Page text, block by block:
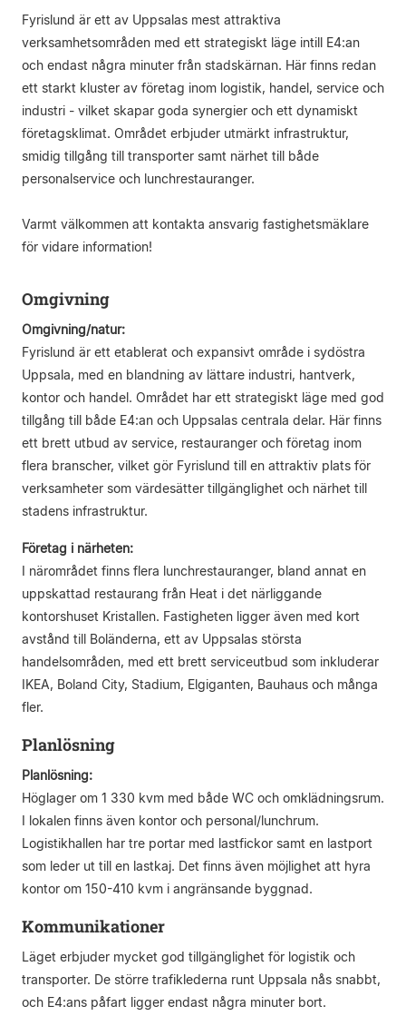
Fyrislund är ett av Uppsalas mest attraktiva
verksamhetsområden med ett strategiskt läge intill E4:an
och endast några minuter från stadskärnan. Här finns redan
ett starkt kluster av företag inom logistik, handel, service och
industri - vilket skapar goda synergier och ett dynamiskt
företagsklimat. Området erbjuder utmärkt infrastruktur,
smidig tillgång till transporter samt närhet till både
personalservice och lunchrestauranger.
Varmt välkommen att kontakta ansvarig fastighetsmäklare
för vidare information!
Omgivning
Omgivning/natur:
Fyrislund är ett etablerat och expansivt område i sydöstra
Uppsala, med en blandning av lättare industri, hantverk,
kontor och handel. Området har ett strategiskt läge med god
tillgång till både E4:an och Uppsalas centrala delar. Här finns
ett brett utbud av service, restauranger och företag inom
flera branscher, vilket gör Fyrislund till en attraktiv plats för
verksamheter som värdesätter tillgänglighet och närhet till
stadens infrastruktur.
Företag i närheten:
I närområdet finns flera lunchrestauranger, bland annat en
uppskattad restaurang från Heat i det närliggande
kontorshuset Kristallen. Fastigheten ligger även med kort
avstånd till Boländerna, ett av Uppsalas största
handelsområden, med ett brett serviceutbud som inkluderar
IKEA, Boland City, Stadium, Elgiganten, Bauhaus och många
fler.
Planlösning
Planlösning:
Höglager om 1 330 kvm med både WC och omklädningsrum.
I lokalen finns även kontor och personal/lunchrum.
Logistikhallen har tre portar med lastfickor samt en lastport
som leder ut till en lastkaj. Det finns även möjlighet att hyra
kontor om 150-410 kvm i angränsande byggnad.
Kommunikationer
Läget erbjuder mycket god tillgänglighet för logistik och
transporter. De större trafiklederna runt Uppsala nås snabbt,
och E4:ans påfart ligger endast några minuter bort.